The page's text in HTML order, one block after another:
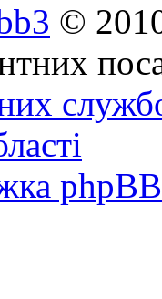
©
phpBB